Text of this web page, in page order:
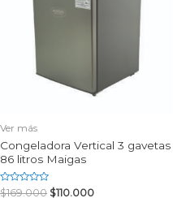
Ver más
Congeladora Vertical 3 gavetas
86 litros Maigas
Rated
0
$169.000 $110.000